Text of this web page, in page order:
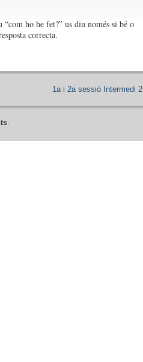
ho he fet?” us diu només si bé o
correcta.
1a i 2a sessió Intermedi 2
.